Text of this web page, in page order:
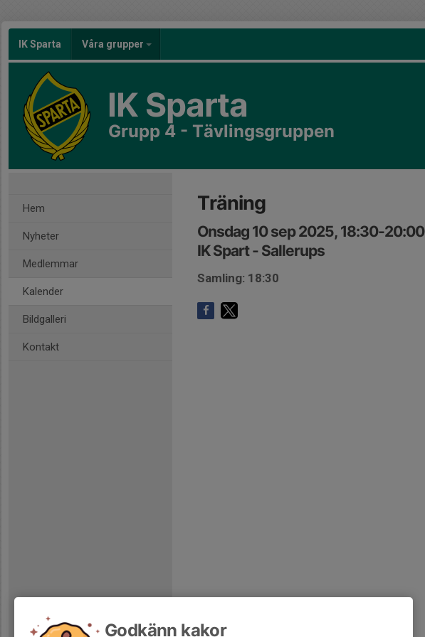
IK Sparta Våra grupper
IK Sparta
Grupp 4 - Tävlingsgruppen
Hem
Nyheter
Medlemmar
Kalender
Bildgalleri
Kontakt
Träning
Onsdag 10 sep 2025, 18:30-20:00
IK Spart - Sallerups
Samling: 18:30
Godkänn kakor